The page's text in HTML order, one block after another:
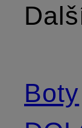
Boty